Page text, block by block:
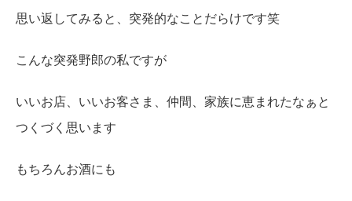
思い返してみると、突発的なことだらけです笑
こんな突発野郎の私ですが
いいお店、いいお客さま、仲間、家族に恵まれたなぁと
つくづく思います
もちろんお酒にも